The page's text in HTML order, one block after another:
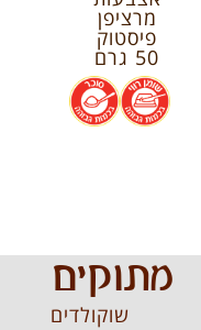
מרציפן
פיסטוק
50 גרם
.
.
מתוקים
שוקולדים